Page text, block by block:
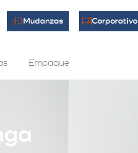
Mudanzas Corporativo
Empaque